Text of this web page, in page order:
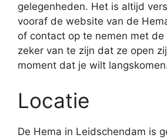
gelegenheden. Het is altijd
vooraf de website van de
of contact op te nemen met de
zeker van te zijn dat ze open
moment dat je wilt
Locatie
De Hema in Leidschendam is